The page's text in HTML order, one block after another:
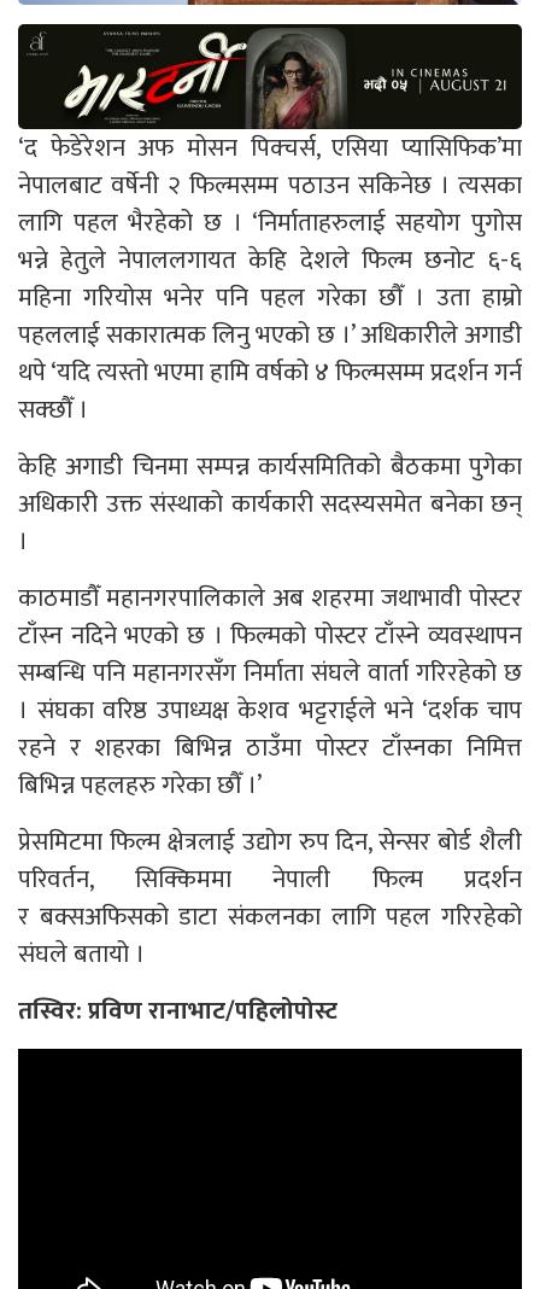
‘द फेडेरेशन अफ मोसन पिक्चर्स, एसिया प्यासिफिक’मा
नेपालबाट वर्षेनी २ फिल्मसम्म पठाउन सकिनेछ । त्यसका
लागि पहल भैरहेको छ । ‘निर्माताहरुलाई सहयोग पुगोस
भन्ने हेतुले नेपाललगायत केहि देशले फिल्म छनोट ६-६
महिना गरियोस भनेर पनि पहल गरेका छौँ । उता हाम्रो
पहललाई सकारात्मक लिनु भएको छ ।’ अधिकारीले अगाडी
थपे ‘यदि त्यस्तो भएमा हामि वर्षको ४ फिल्मसम्म प्रदर्शन गर्न
सक्छौँ ।
केहि अगाडी चिनमा सम्पन्न कार्यसमितिको बैठकमा पुगेका
अधिकारी उक्त संस्थाको कार्यकारी सदस्यसमेत बनेका छन्
।
काठमाडौँ महानगरपालिकाले अब शहरमा जथाभावी पोस्टर
टाँस्न नदिने भएको छ । फिल्मको पोस्टर टाँस्ने व्यवस्थापन
सम्बन्धि पनि महानगरसँग निर्माता संघले वार्ता गरिरहेको छ
। संघका वरिष्ठ उपाध्यक्ष केशव भट्टराईले भने ‘दर्शक चाप
रहने र शहरका बिभिन्न ठाउँमा पोस्टर टाँस्नका निमित्त
बिभिन्न पहलहरु गरेका छौँ ।’
प्रेसमिटमा फिल्म क्षेत्रलाई उद्योग रुप दिन, सेन्सर बोर्ड शैली
परिवर्तन, सिक्किममा नेपाली फिल्म प्रदर्शन
र बक्सअफिसको डाटा संकलनका लागि पहल गरिरहेको
संघले बतायो ।
तस्विर: प्रविण रानाभाट/पहिलोपोस्ट